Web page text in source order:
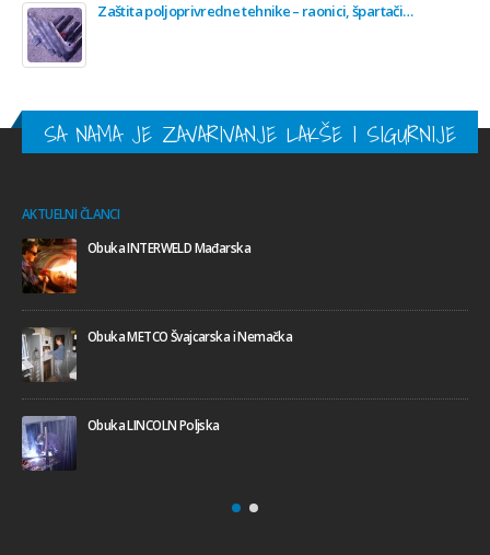
Zaštita poljoprivredne tehnike – raonici, špartači…
SA NAMA JE ZAVARIVANJE LAKŠE I SIGURNIJE
AKTUELNI ČLANCI
Obuka INTERWELD Mađarska
Obuka METCO Švajcarska i Nemačka
Obuka LINCOLN Poljska